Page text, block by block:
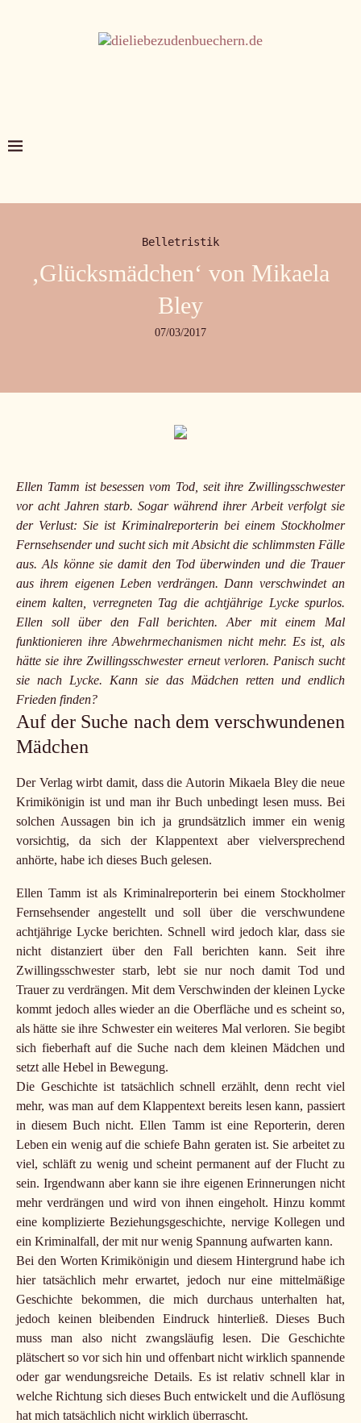
Belletristik
‚Glücksmädchen‘ von Mikaela
Bley
07/03/2017
Ellen Tamm ist besessen vom Tod, seit ihre Zwillingsschwester
vor acht Jahren starb. Sogar während ihrer Arbeit verfolgt sie
der Verlust: Sie ist Kriminalreporterin bei einem Stockholmer
Fernsehsender und sucht sich mit Absicht die schlimmsten Fälle
aus. Als könne sie damit den Tod überwinden und die Trauer
aus ihrem eigenen Leben verdrängen. Dann verschwindet an
einem kalten, verregneten Tag die achtjährige Lycke spurlos.
Ellen soll über den Fall berichten. Aber mit einem Mal
funktionieren ihre Abwehrmechanismen nicht mehr. Es ist, als
hätte sie ihre Zwillingsschwester erneut verloren. Panisch sucht
sie nach Lycke. Kann sie das Mädchen retten und endlich
Frieden finden?
Auf der Suche nach dem verschwundenen
Mädchen
Der Verlag wirbt damit, dass die Autorin Mikaela Bley die neue
Krimikönigin ist und man ihr Buch unbedingt lesen muss. Bei
solchen Aussagen bin ich ja grundsätzlich immer ein wenig
vorsichtig, da sich der Klappentext aber vielversprechend
anhörte, habe ich dieses Buch gelesen.
Ellen Tamm ist als Kriminalreporterin bei einem Stockholmer
Fernsehsender angestellt und soll über die verschwundene
achtjährige Lycke berichten. Schnell wird jedoch klar, dass sie
nicht distanziert über den Fall berichten kann. Seit ihre
Zwillingsschwester starb, lebt sie nur noch damit Tod und
Trauer zu verdrängen. Mit dem Verschwinden der kleinen Lycke
kommt jedoch alles wieder an die Oberfläche und es scheint so,
als hätte sie ihre Schwester ein weiteres Mal verloren. Sie begibt
sich fieberhaft auf die Suche nach dem kleinen Mädchen und
setzt alle Hebel in Bewegung.
Die Geschichte ist tatsächlich schnell erzählt, denn recht viel
mehr, was man auf dem Klappentext bereits lesen kann, passiert
in diesem Buch nicht. Ellen Tamm ist eine Reporterin, deren
Leben ein wenig auf die schiefe Bahn geraten ist. Sie arbeitet zu
viel, schläft zu wenig und scheint permanent auf der Flucht zu
sein. Irgendwann aber kann sie ihre eigenen Erinnerungen nicht
mehr verdrängen und wird von ihnen eingeholt. Hinzu kommt
eine komplizierte Beziehungsgeschichte, nervige Kollegen und
ein Kriminalfall, der mit nur wenig Spannung aufwarten kann.
Bei den Worten Krimikönigin und diesem Hintergrund habe ich
hier tatsächlich mehr erwartet, jedoch nur eine mittelmäßige
Geschichte bekommen, die mich durchaus unterhalten hat,
jedoch keinen bleibenden Eindruck hinterließ. Dieses Buch
muss man also nicht zwangsläufig lesen. Die Geschichte
plätschert so vor sich hin und offenbart nicht wirklich spannende
oder gar wendungsreiche Details. Es ist relativ schnell klar in
welche Richtung sich dieses Buch entwickelt und die Auflösung
hat mich tatsächlich nicht wirklich überrascht.